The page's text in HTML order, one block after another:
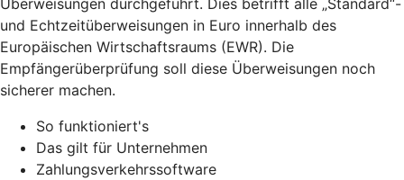
und Echtzeitüberweisungen in Euro innerhalb des
Europäischen Wirtschaftsraums (EWR). Die
Empfängerüberprüfung soll diese Überweisungen noch
sicherer machen.
So funktioniert's
Das gilt für Unternehmen
Zahlungsverkehrssoftware